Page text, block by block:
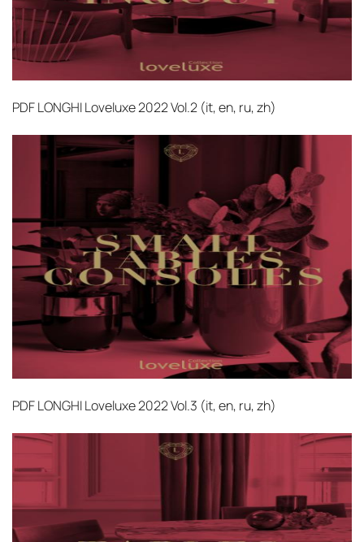
PDFLONGHI Loveluxe 2022 Vol.2 (it, en, ru, zh)‎
PDFLONGHI Loveluxe 2022 Vol.3 (it, en, ru, zh)‎